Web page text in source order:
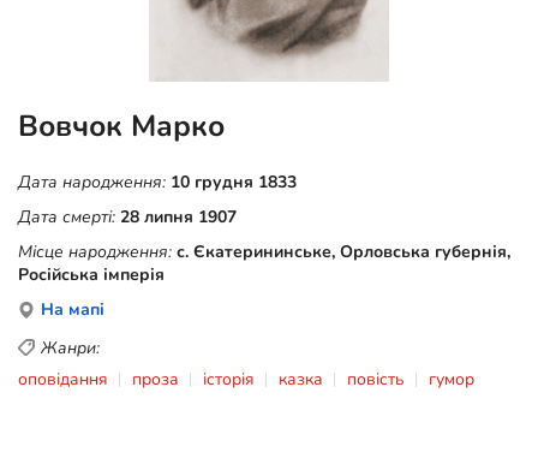
Вовчок Марко
Дата народження: 10 грудня 1833
Дата смерті: 28 липня 1907
Місце народження: с. Єкатерининське, Орловська губернія,
Російська імперія
На мапі
Жанри:
оповідання
проза історія казка повість гумор